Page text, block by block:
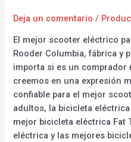
Deja un comentario /
El mejor scooter eléctrico
Rooder Columbia, fábrica y
importa si es un comprador
creemos en una expresión
confiable para el mejor
adultos, la bicicleta
mejor bicicleta eléctrica Fat
eléctrica y las mejores